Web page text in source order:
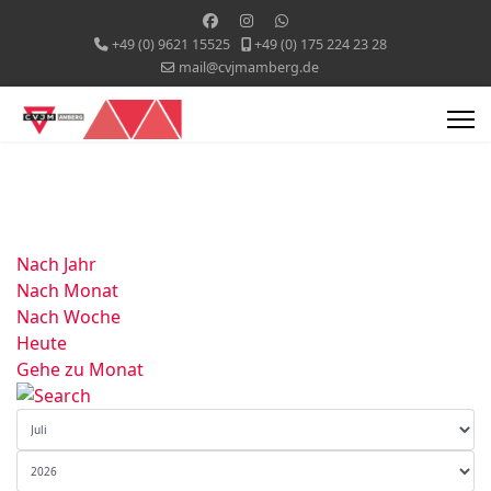
+49 (0) 9621 15525
+49 (0) 175 224 23 28
mail@cvjmamberg.de
Nach Jahr
Nach Monat
Nach Woche
Heute
Gehe zu Monat